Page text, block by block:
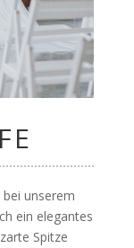
unserem
ein elegantes
Spitze